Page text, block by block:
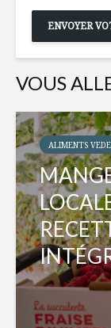
VOUS
ALIMENTS